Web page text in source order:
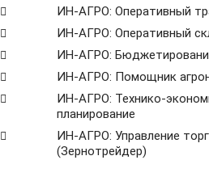
ИН-АГРО: Оперативный
ИН-АГРО: Оперативный
ИН-АГРО:
ИН-АГРО: Помощник
ИН-АГРО: Технико-
планирование
ИН-АГРО: Управление
(Зернотрейдер)